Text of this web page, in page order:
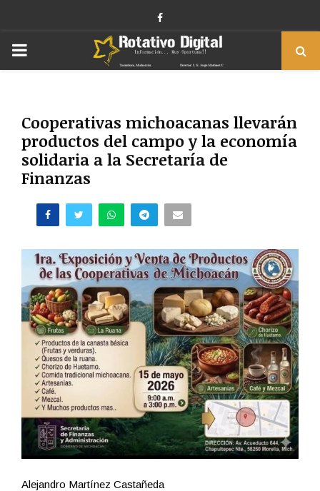
Facebook
PRIMARY
Cooperativas michoacanas llevarán
productos del campo y la economía
solidaria a la Secretaría de
Finanzas
Alejandro Martínez Castañeda